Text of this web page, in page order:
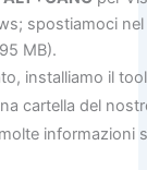
spostiamoci
MB).
installiamo il
cartella del
informazioni